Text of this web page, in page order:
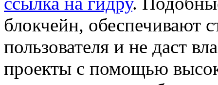
блокчейн, обеспечивают
пользователя и не даст
проекты с помощью